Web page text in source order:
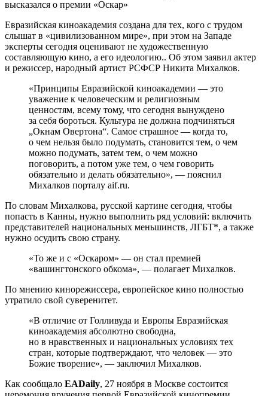
Евразийская киноакадемия создана для тех, кого с трудом
слышат в «цивилизованном мире», при этом на Западе
эксперты сегодня оценивают не художественную
составляющую кино, а его идеологию.. Об этом заявил актер
и режиссер, народный артист РСФСР Никита Михалков.
«Принципы Евразийской киноакадемии — это
уважение к человеческим и религиозным
ценностям, всему тому, что сегодня вынуждено
за себя бороться. Культура не должна подчиняться
„Окнам Овертона“. Самое страшное — когда то,
о чем нельзя было подумать, становится тем, о чем
можно подумать, затем тем, о чем можно
поговорить, а потом уже тем, о чем говорить
обязательно и делать обязательно», — пояснил
Михалков порталу aif.ru.
По словам Михалкова, русской картине сегодня, чтобы
попасть в Канны, нужно выполнить ряд условий: включить
представителей национальных меньшинств, ЛГБТ*, а также
нужно осудить свою страну.
«То же и с «Оскаром» — он стал премией
«вашингтонского обкома», — полагает Михалков.
По мнению кинорежиссера, европейское кино полностью
утратило свой суверенитет.
«В отличие от Голливуда и Европы Евразийская
киноакадемия абсолютно свободна,
но в нравственных и национальных условиях тех
стран, которые подтверждают, что человек — это
Божие творение», — заключил Михалков.
Как сообщало EADaily, 27 ноября в Москве состоится